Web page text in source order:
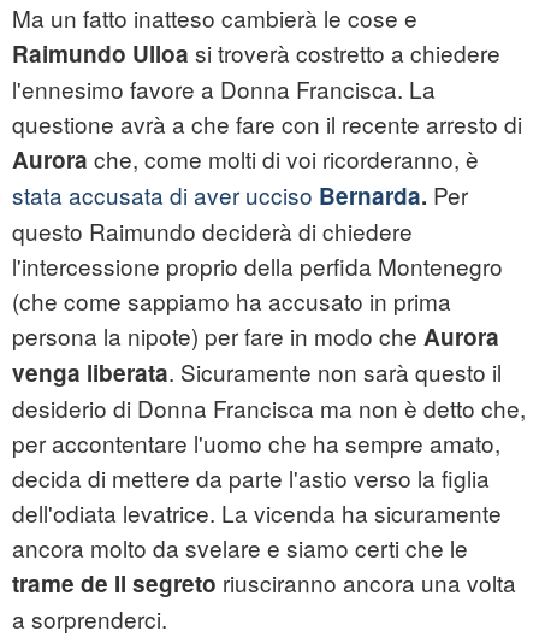
Ma un fatto inatteso cambierà le cose e
Raimundo Ulloa si troverà costretto a chiedere
l'ennesimo favore a Donna Francisca. La
questione avrà a che fare con il recente arresto di
Aurora che, come molti di voi ricorderanno, è
stata accusata di aver ucciso Bernarda. Per
questo Raimundo deciderà di chiedere
l'intercessione proprio della perfida Montenegro
(che come sappiamo ha accusato in prima
persona la nipote) per fare in modo che Aurora
venga liberata. Sicuramente non sarà questo il
desiderio di Donna Francisca ma non è detto che,
per accontentare l'uomo che ha sempre amato,
decida di mettere da parte l'astio verso la figlia
dell'odiata levatrice. La vicenda ha sicuramente
ancora molto da svelare e siamo certi che le
trame de Il segreto riusciranno ancora una volta
a sorprenderci.